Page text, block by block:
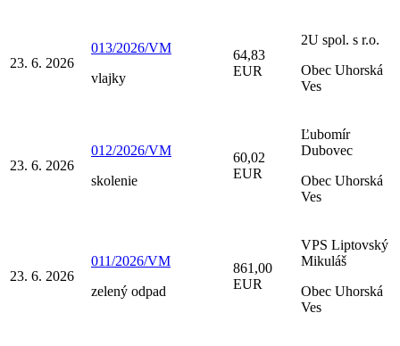
23. 6. 2026
013/2026/VM
vlajky
64,83
EUR
2U spol. s r.o.
Obec Uhorská
Ves
23. 6. 2026
012/2026/VM
skolenie
60,02
EUR
Ľubomír
Dubovec
Obec Uhorská
Ves
23. 6. 2026
011/2026/VM
zelený odpad
861,00
EUR
VPS Liptovský
Mikuláš
Obec Uhorská
Ves